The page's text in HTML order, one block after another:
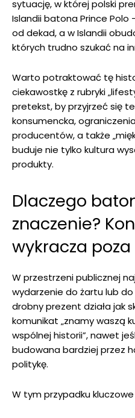
sytuację, w której polski
Islandii batona Prince Polo
od dekad, a w Islandii
których trudno szukać na
Warto potraktować tę
ciekawostkę z rubryki
pretekst, by przyjrzeć się
konsumencka,
producentów, a także
buduje nie tylko kultura
produkty.
Dlaczego
znaczenie?
wykracza poza
W przestrzeni publicznej
wydarzenie do żartu lub
drobny prezent działa jak
komunikat „znamy waszą
wspólnej historii”, nawet
budowana bardziej przez
politykę.
W tym przypadku